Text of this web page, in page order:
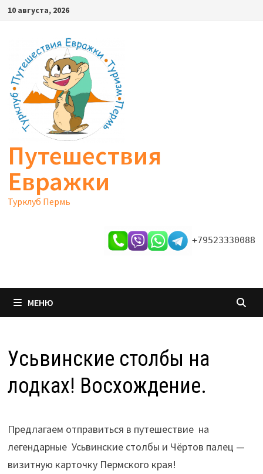
Перейти
содержимому
10 августа, 2026
Путешествия
Евражки
Турклуб Пермь
+79523330088
МЕНЮ
Усьвинские столбы на
лодках! Восхождение.
Предлагаем отправиться в путешествие на
легендарные Усьвинские столбы и Чёртов палец —
визитную карточку Пермского края!